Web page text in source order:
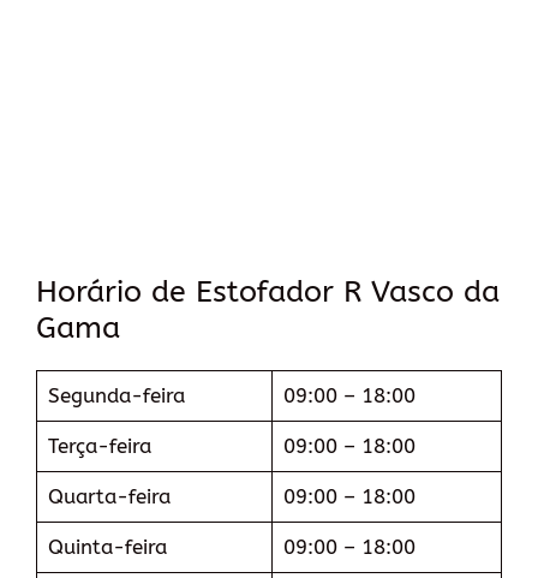
Horário de Estofador R Vasco da
Gama
Segunda-feira 09:00 – 18:00
Terça-feira 09:00 – 18:00
Quarta-feira 09:00 – 18:00
Quinta-feira 09:00 – 18:00